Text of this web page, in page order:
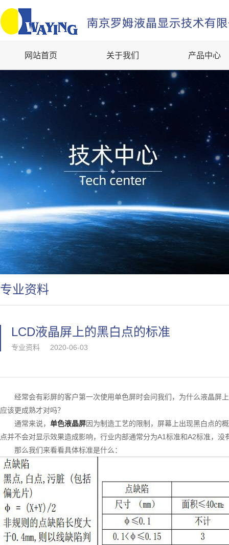
网站首页 关于我们 产品中心
专业资料
LCD液晶屏上的黑白点的标准
专业资料 2020-06-03
经常会有彩屏的客户第一次使用单色屏时会问我们，为什么液晶屏
应该更成熟才对吗？
通常来说， 单色液晶屏因为制造工艺的限制，屏幕上出现黑白点的
点并不会对显示效果造成影响，行业内部通常分为A1标准和A2标准，没
那么我们来看看具体标准是什么：